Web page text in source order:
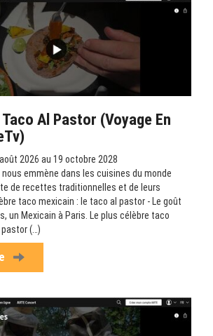
Al Pastor (Voyage En
2026 au 19 octobre 2028
emmène dans les cuisines du monde
de recettes traditionnelles et de leurs
taco mexicain : le taco al pastor - Le goût
un Mexicain à Paris. Le plus célèbre taco
(…)